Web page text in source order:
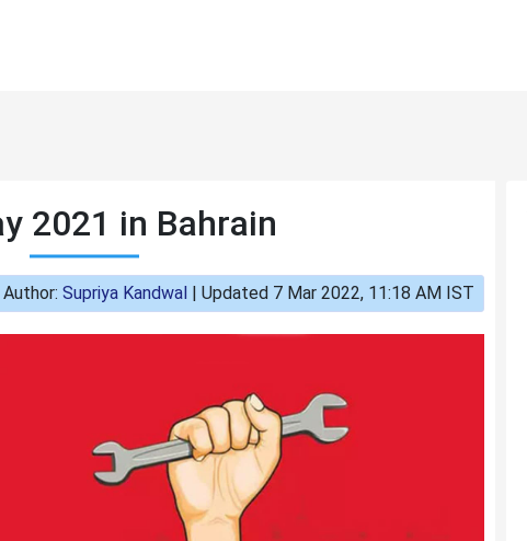
2021 in Bahrain
Author:Supriya Kandwal |Updated 7 Mar 2022, 11:18 AM IST